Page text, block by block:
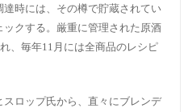
時には、その樽で貯蔵されてい
クする。厳重に管理された原酒
、毎年11月には全商品のレシピ
ロップ氏から、直々にブレンデ